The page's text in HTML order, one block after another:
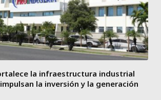
la infraestructura industrial
la inversión y la generación